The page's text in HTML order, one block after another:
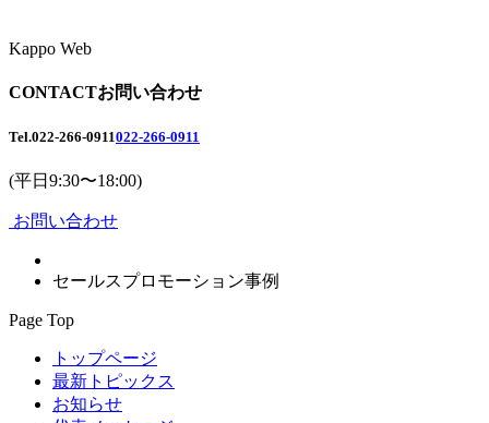
Kappo Web
CONTACTお問い合わせ
Tel.022-266-0911022-266-0911
(平日9:30〜18:00)
お問い合わせ
セールスプロモーション事例
Page Top
トップページ
最新トピックス
お知らせ